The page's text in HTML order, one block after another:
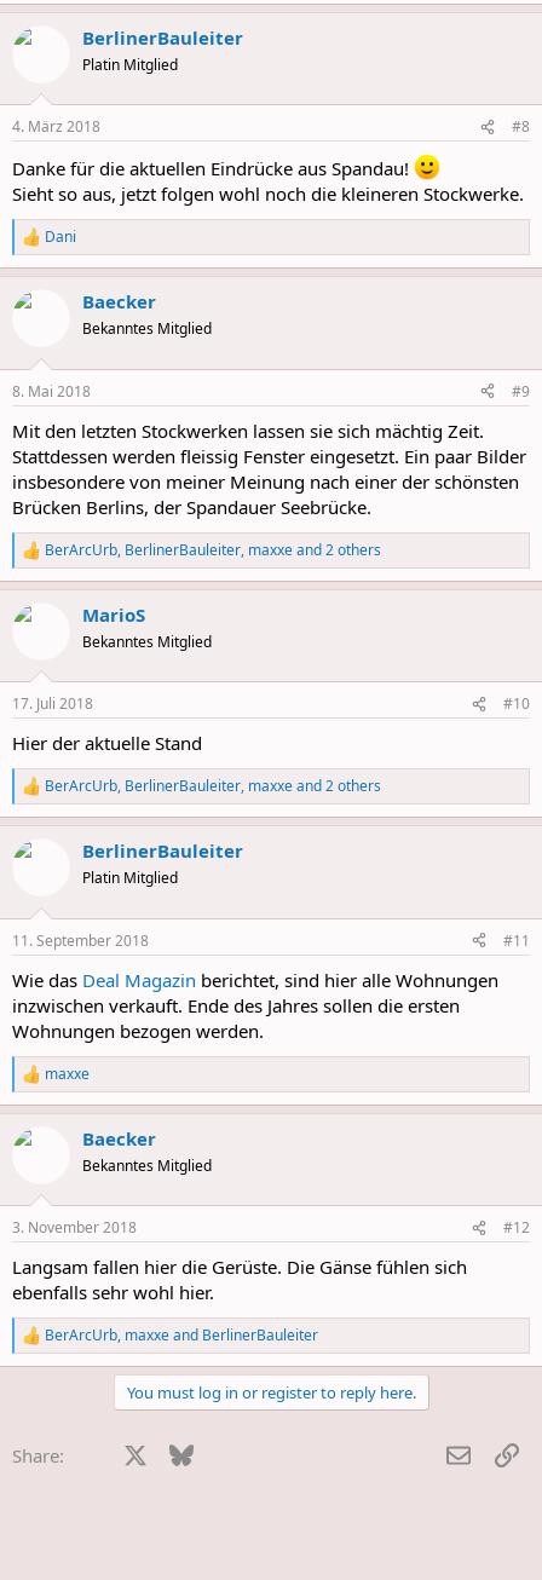
a
c
s
BerlinerBauleiter
Platin Mitglied
4. März 2018 #8
Danke für die aktuellen Eindrücke aus Spandau!
Sieht so aus, jetzt folgen wohl noch die kleineren Stockwerke.
R
e
a
c
s
Dani
Baecker
Bekanntes Mitglied
8. Mai 2018 #9
Mit den letzten Stockwerken lassen sie sich mächtig Zeit.
Stattdessen werden fleissig Fenster eingesetzt. Ein paar Bilder
insbesondere von meiner Meinung nach einer der schönsten
Brücken Berlins, der Spandauer Seebrücke.
R
e
a
c
s
BerArcUrb, BerlinerBauleiter, maxxeand 2 others
MarioS
Bekanntes Mitglied
17. Juli 2018 #10
Hier der aktuelle Stand
R
e
a
c
s
BerArcUrb, BerlinerBauleiter, maxxeand 2 others
BerlinerBauleiter
Platin Mitglied
11. September 2018 #11
Wie das Deal Magazin berichtet, sind hier alle Wohnungen
inzwischen verkauft. Ende des Jahres sollen die ersten
Wohnungen bezogen werden.
R
e
a
c
s
maxxe
Baecker
Bekanntes Mitglied
3. November 2018 #12
Langsam fallen hier die Gerüste. Die Gänse fühlen sich
ebenfalls sehr wohl hier.
R
e
o
BerArcUrb, maxxeand BerlinerBauleiter
You must log in or register to reply here.
Share: Facebook Bluesky WhatsApp
E-Mail